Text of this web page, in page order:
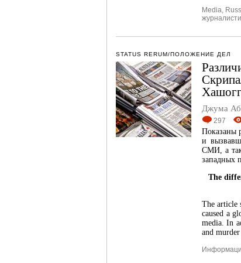
Media,
STATUS RERUM/ПОЛОЖЕНИЕ ДЕЛ
Джума
297
Показаны
и
СМИ, а
западных
The
The article
caused a
media. In
and